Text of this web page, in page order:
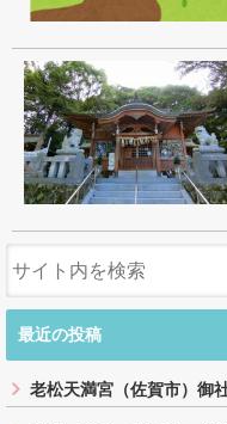
最近の投稿
老松天満宮（佐賀市）御